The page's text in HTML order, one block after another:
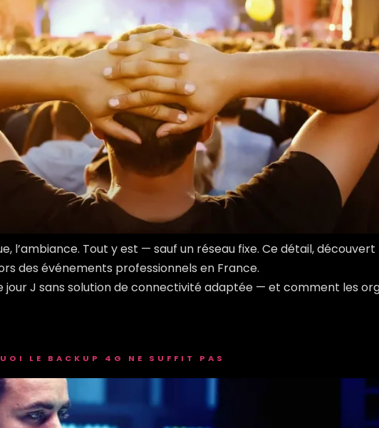
l’ambiance. Tout y est — sauf un réseau fixe. Ce détail,
des événements professionnels en France.
jour J sans solution de connectivité adaptée — et comment les
LE BACKUP 4G NE SUFFIT PAS